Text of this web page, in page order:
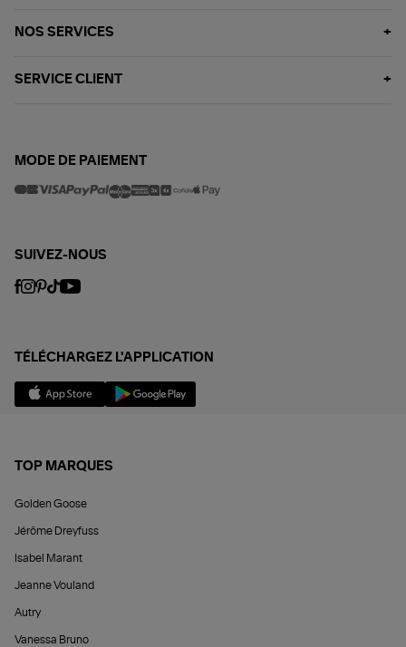
NOS SERVICES
SERVICE CLIENT
MODE DE PAIEMENT
SUIVEZ-NOUS
TÉLÉCHARGEZ L'APPLICATION
TOP MARQUES
Golden Goose
Jérôme Dreyfuss
Isabel Marant
Jeanne Vouland
Autry
Vanessa Bruno